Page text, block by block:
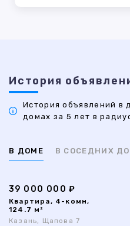
История
История объявлений в
домах за 5 лет в
В ДОМЕ В СОСЕДНИХ
39 000 000 ₽
Квартира, 4-комн,
124.7 м²
Казань, Щапова 7